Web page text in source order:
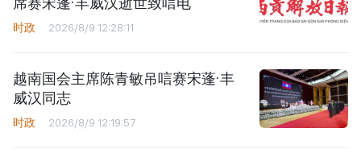
时政 2026/8/9 12:28:11
越南国会主席陈青敏吊唁赛宋蓬·丰
威汉同志
时政 2026/8/9 12:19:57